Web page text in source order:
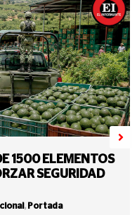
1500 ELEMENTOS
SEGURIDAD
, Portada